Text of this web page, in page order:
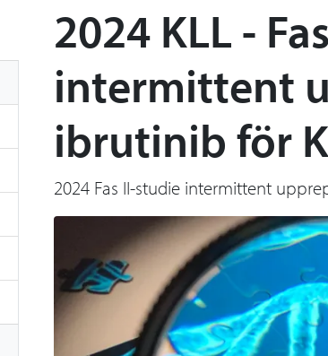
2024 KLL -
intermittent
ibrutinib för
2024 Fas II-studie intermittent